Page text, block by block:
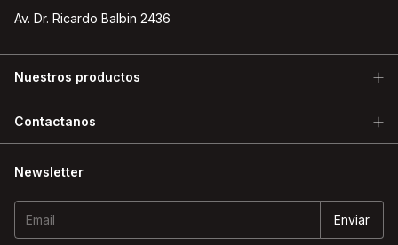
Av. Dr. Ricardo Balbin 2436
Nuestros productos
Contactanos
Newsletter